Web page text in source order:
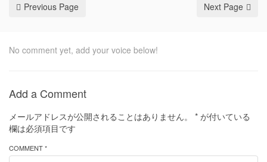
Previous Page Next Page
No comment yet, add your voice below!
Add a Comment
メールアドレスが公開されることはありません。 * が付いている
欄は必須項目です
COMMENT *